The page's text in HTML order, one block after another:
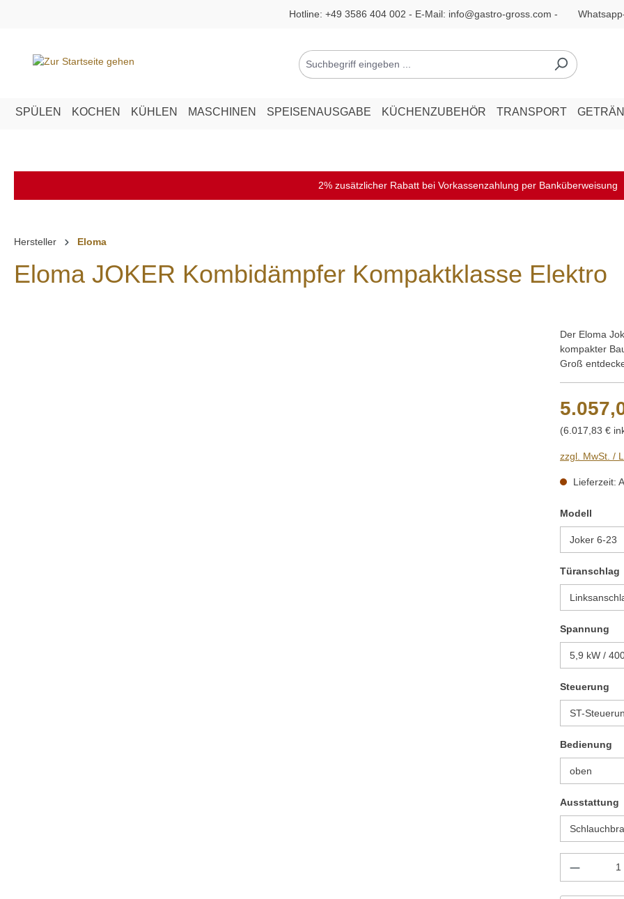
Hotline: +49 3586 404 002 - E-Mail: info@gastro-gross.com -
SPÜLEN KOCHEN KÜHLEN MASCHINEN SPEISENAUSGABE KÜCHENZUBEHÖR TRANSPORT
2% zusätzlicher Rabatt bei Vorkassenzahlung per Banküberweisung
Hersteller Eloma
Eloma JOKER Kombidämpfer Kompaktklasse Elektro
Der Eloma
kompakter
Groß
(6.017,83 €
zzgl. MwSt. /
Lieferzeit:
Modell
Türanschlag
Spannung
Steuerung
Bedienung
Ausstattung